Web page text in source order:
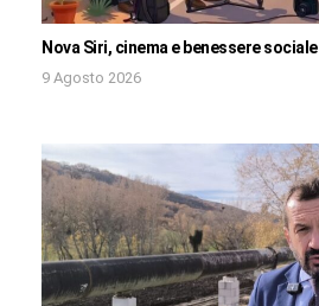
Nova Siri, cinema e benessere sociale
9 Agosto 2026